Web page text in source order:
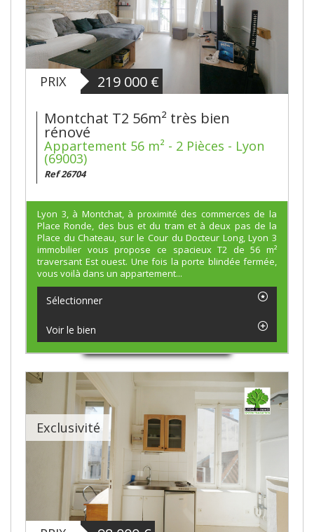
PRIX 219 000 €
Montchat T2 56m² très bien
rénové
Appartement 56 m² - 2 Pièces - Lyon
(69003)
Ref 26704
Lyon 3, à Montchat, à proximité des commerces de la
Place Ronde, des bus et du tram et à deux pas de la
Place du Chateau, sur le Cour du Docteur Long, Lyon 3
immobilier vous propose ce spacieux T2 de 56 m²
traversant Est ouest. Une fois la porte blindée fermée,
vous voilà dans un appartement...
Sélectionner
Voir le bien
Exclusivité